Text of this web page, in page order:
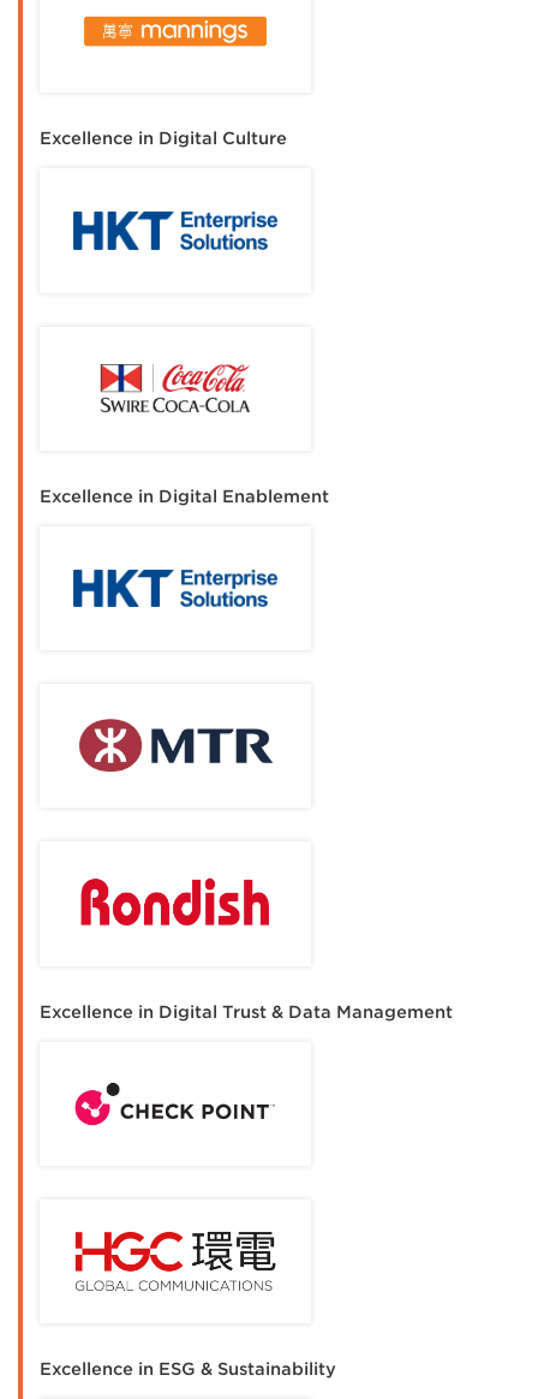
Excellence in Digital Culture
Excellence in Digital Enablement
Excellence in Digital Trust & Data Management
Excellence in ESG & Sustainability